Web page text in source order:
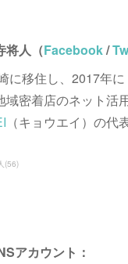
人（Facebook/
に移住し、2017年
域密着店のネット活
（キョウエイ）の代表
(56)
アカウント：